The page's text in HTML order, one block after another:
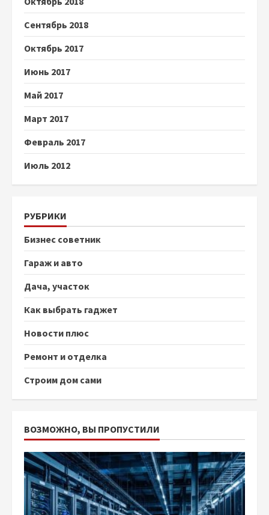
Сентябрь 2018
Октябрь 2017
Июнь 2017
Май 2017
Март 2017
Февраль 2017
Июль 2012
РУБРИКИ
Бизнес советник
Гараж и авто
Дача, участок
Как выбрать гаджет
Новости плюс
Ремонт и отделка
Строим дом сами
ВОЗМОЖНО, ВЫ ПРОПУСТИЛИ